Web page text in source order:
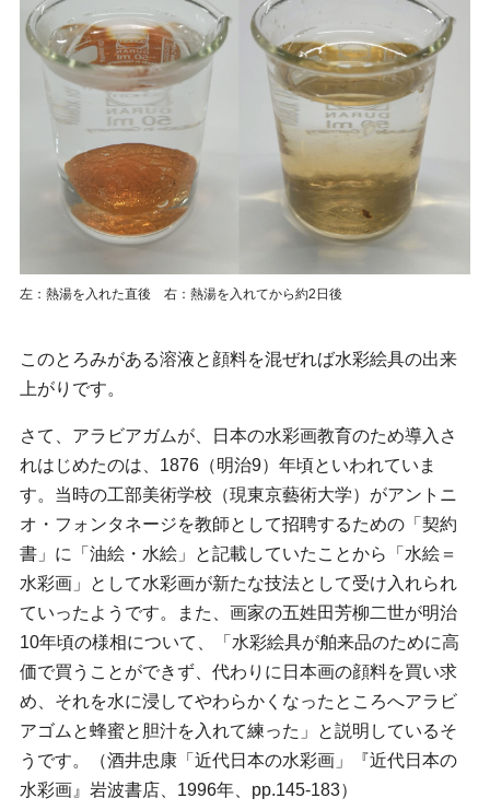
左：熱湯を入れた直後 右：熱湯を入れてから約2日後
このとろみがある溶液と顔料を混ぜれば水彩絵具の出来
上がりです。
さて、アラビアガムが、日本の水彩画教育のため導入さ
れはじめたのは、1876（明治9）年頃といわれていま
す。当時の工部美術学校（現東京藝術大学）がアントニ
オ・フォンタネージを教師として招聘するための「契約
書」に「油絵・水絵」と記載していたことから「水絵＝
水彩画」として水彩画が新たな技法として受け入れられ
ていったようです。また、画家の五姓田芳柳二世が明治
10年頃の様相について、「水彩絵具が舶来品のために高
価で買うことができず、代わりに日本画の顔料を買い求
め、それを水に浸してやわらかくなったところへアラビ
アゴムと蜂蜜と胆汁を入れて練った」と説明しているそ
うです。（酒井忠康「近代日本の水彩画」『近代日本の
水彩画』岩波書店、1996年、pp.145-183）